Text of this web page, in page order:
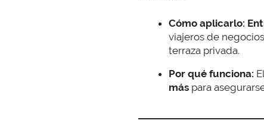
Cómo aplicarlo:
viajeros de
terraza privada.
Por qué funciona:
más para